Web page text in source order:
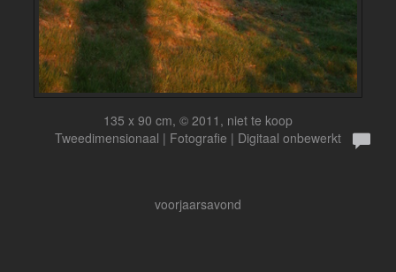
135 x 90 cm, © 2011, niet te koop
Tweedimensionaal | Fotografie | Digitaal onbewerkt
voorjaarsavond